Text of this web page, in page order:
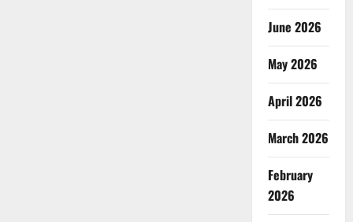
June 2026
May 2026
April 2026
March 2026
February
2026